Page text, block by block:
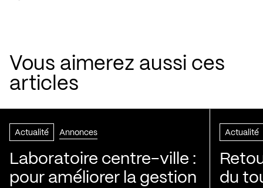
Vous aimerez aussi ces
articles
Actualité Annonces
Laboratoire centre-ville :
pour améliorer la gestion
Actualité
du